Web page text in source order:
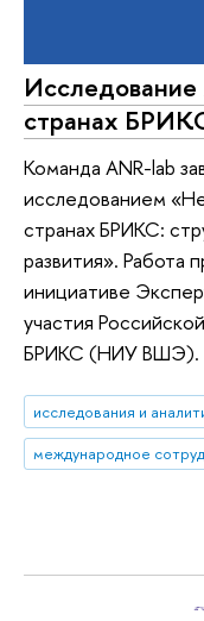
странах
Команда ANR-lab
исследованием
странах БРИКС:
развития». Работа
инициативе
участия
БРИКС (НИУ ВШЭ).
исследования и
международное